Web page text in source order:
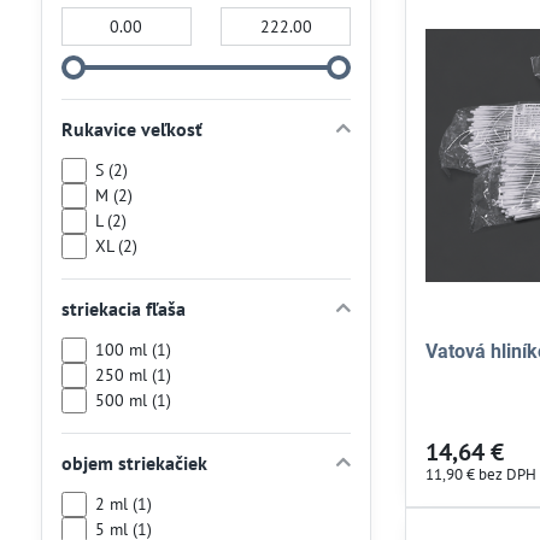
Vatová
14,64 €
11,90 € bez DPH
Rukavice veľkosť
S (2)
M (2)
L (2)
XL (2)
striekacia fľaša
100 ml (1)
250 ml (1)
500 ml (1)
objem striekačiek
2 ml (1)
5 ml (1)